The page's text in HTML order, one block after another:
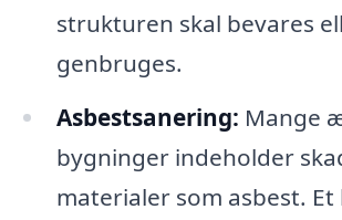
strukturen skal bevares
genbruges.
Asbestsanering: Mange
bygninger indeholder
materialer som asbest.